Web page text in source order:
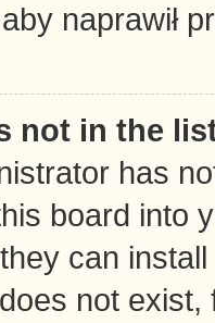
naprawił
not in the
has
board into
can
not